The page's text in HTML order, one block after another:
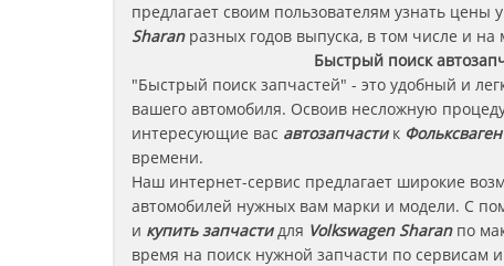
предлагает своим пользователям узнать цены
Sharanразных годов выпуска, в том числе и на
Быстрый поиск
"Быстрый поиск запчастей" - это удобный и
вашего автомобиля. Освоив несложную
интересующие вас автозапчастик
времени.
Наш интернет-сервис предлагает широкие
автомобилей нужных вам марки и модели. С
и купить запчастидля Volkswagen Sharanпо
время на поиск нужной запчасти по сервисам